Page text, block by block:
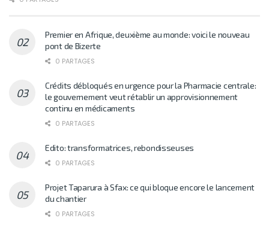
Premier en Afrique, deuxième au monde: voici le nouveau
pont de Bizerte
0 PARTAGES
Crédits débloqués en urgence pour la Pharmacie centrale:
le gouvernement veut rétablir un approvisionnement
continu en médicaments
0 PARTAGES
Edito: transformatrices, rebondisseuses
0 PARTAGES
Projet Taparura à Sfax: ce qui bloque encore le lancement
du chantier
0 PARTAGES